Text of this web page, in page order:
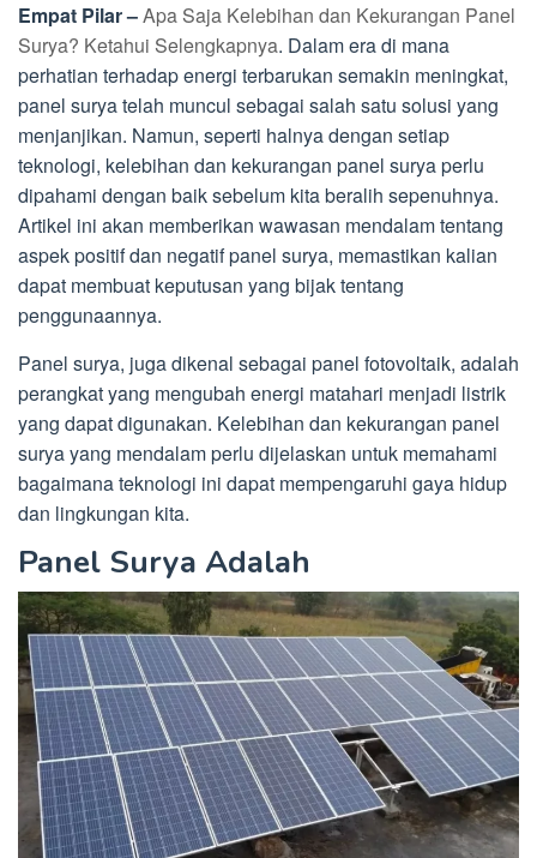
Empat Pilar –Apa Saja Kelebihan dan Kekurangan Panel
Surya? Ketahui Selengkapnya. Dalam era di mana
perhatian terhadap energi terbarukan semakin meningkat,
panel surya telah muncul sebagai salah satu solusi yang
menjanjikan. Namun, seperti halnya dengan setiap
teknologi, kelebihan dan kekurangan panel surya perlu
dipahami dengan baik sebelum kita beralih sepenuhnya.
Artikel ini akan memberikan wawasan mendalam tentang
aspek positif dan negatif panel surya, memastikan kalian
dapat membuat keputusan yang bijak tentang
penggunaannya.
Panel surya, juga dikenal sebagai panel fotovoltaik, adalah
perangkat yang mengubah energi matahari menjadi listrik
yang dapat digunakan. Kelebihan dan kekurangan panel
surya yang mendalam perlu dijelaskan untuk memahami
bagaimana teknologi ini dapat mempengaruhi gaya hidup
dan lingkungan kita.
Panel Surya Adalah